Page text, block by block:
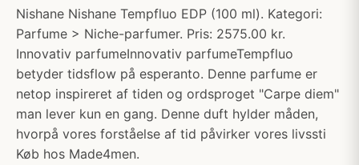
Nishane Nishane Tempfluo EDP (100 ml). Kategori:
Parfume > Niche-parfumer. Pris: 2575.00 kr.
Innovativ parfumeInnovativ parfumeTempfluo
betyder tidsflow på esperanto. Denne parfume er
netop inspireret af tiden og ordsproget "Carpe diem"
man lever kun en gang. Denne duft hylder måden,
hvorpå vores forståelse af tid påvirker vores livssti
Køb hos Made4men.